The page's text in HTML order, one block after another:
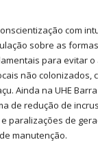
com
sobre as
para evitar o
não colonizados,
Ainda na UHE
de redução de
paralizações de
manutenção.